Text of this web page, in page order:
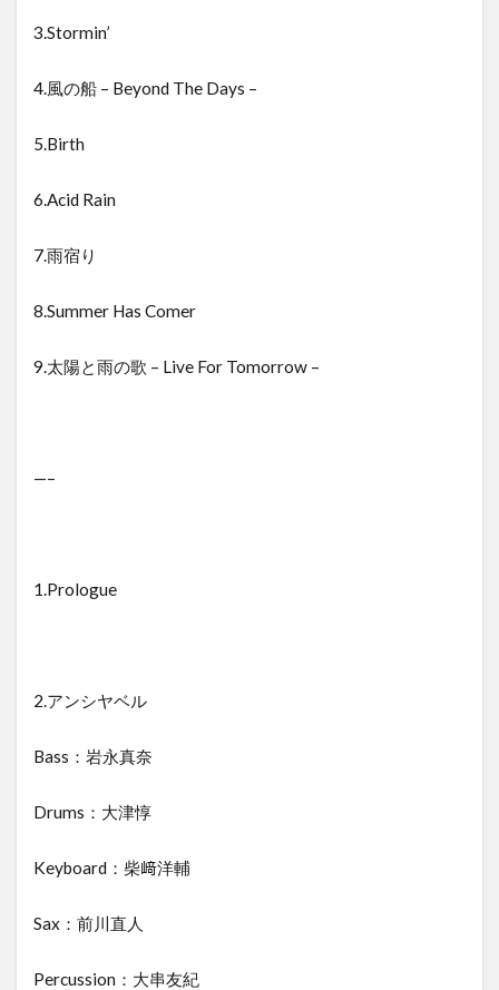
3.Stormin’
4.風の船 – Beyond The Days –
5.Birth
6.Acid Rain
7.雨宿り
8.Summer Has Comer
9.太陽と雨の歌 – Live For Tomorrow –
—–
1.Prologue
2.アンシヤベル
Bass：岩永真奈
Drums：大津惇
Keyboard：柴﨑洋輔
Sax：前川直人
Percussion：大串友紀